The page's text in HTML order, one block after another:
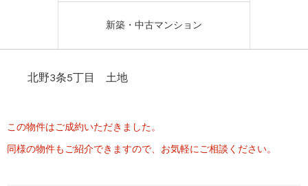
新築・中古マンション
北野3条5丁目 土地
この物件はご成約いただきました。
同様の物件もご紹介できますので、お気軽にご相談ください。